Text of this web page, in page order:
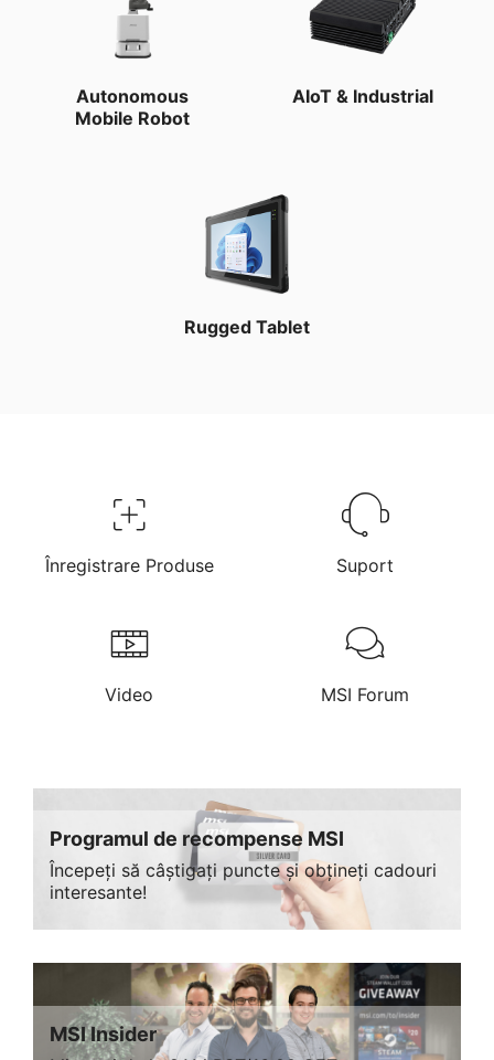
Autonomous
Mobile Robot
AIoT & Industrial
Rugged Tablet
Înregistrare Produse Suport
Video MSI Forum
Programul de recompense MSI
Începeți să câștigați puncte și obțineți cadouri
interesante!
MSI Insider